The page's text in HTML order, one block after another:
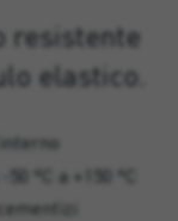
resistente
elastico.
°C a +150 °C